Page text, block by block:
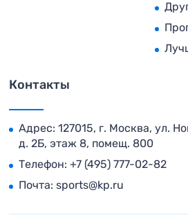
Контакты
Адрес: 127015, г. Москва, ул.
д. 2Б, этаж 8, помещ. 800
Телефон: +7 (495) 777-02-82
Почта: sports@kp.ru